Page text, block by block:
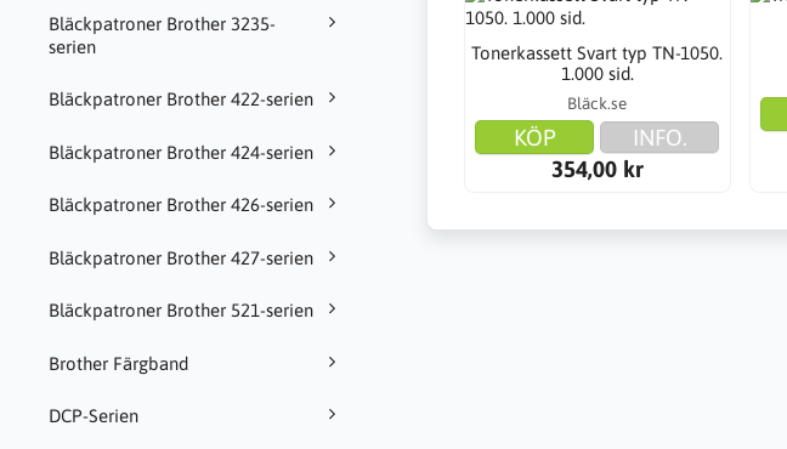
Bläckpatroner Brother 3235-
serien
Bläckpatroner Brother 422-serien
Bläckpatroner Brother 424-serien
Bläckpatroner Brother 426-serien
Bläckpatroner Brother 427-serien
Bläckpatroner Brother 521-serien
Brother Färgband
DCP-Serien
Tonerkassett Svart typ TN-1050.
1.000 sid.
Bläck.se
KÖP
INFO.
354,00 kr